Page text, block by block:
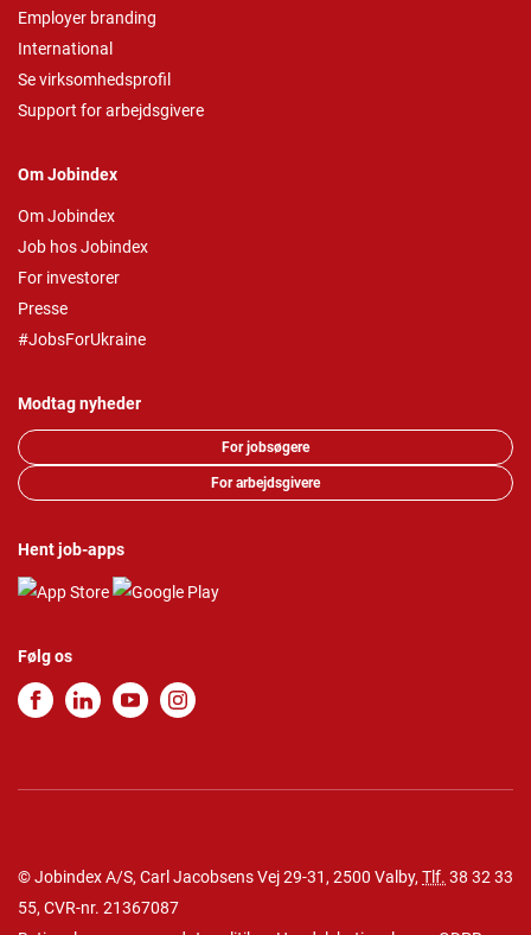
Employer branding
International
Se virksomhedsprofil
Support for arbejdsgivere
Om Jobindex
Om Jobindex
Job hos Jobindex
For investorer
Presse
#JobsForUkraine
Modtag nyheder
For jobsøgere
For arbejdsgivere
Hent job-apps
Følg os
© Jobindex A/S, Carl Jacobsens Vej 29-31, 2500 Valby, Tlf. 38 32 33
55, CVR-nr. 21367087